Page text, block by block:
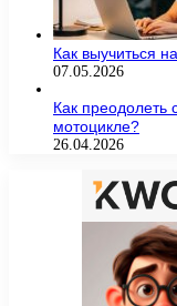
Как выучиться
07.05.2026
Как преодолеть
мотоцикле?
26.04.2026